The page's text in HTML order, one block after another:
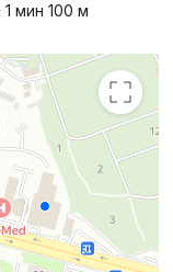
мин 100 м